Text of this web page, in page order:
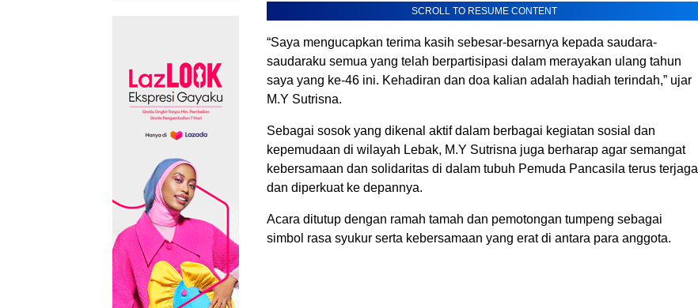
SCROLL TO RESUME CONTENT
“Saya mengucapkan terima kasih sebesar-besarnya kepada saudara-
saudaraku semua yang telah berpartisipasi dalam merayakan ulang tahun
saya yang ke-46 ini. Kehadiran dan doa kalian adalah hadiah terindah,” ujar
M.Y Sutrisna.
Sebagai sosok yang dikenal aktif dalam berbagai kegiatan sosial dan
kepemudaan di wilayah Lebak, M.Y Sutrisna juga berharap agar semangat
kebersamaan dan solidaritas di dalam tubuh Pemuda Pancasila terus terjaga
dan diperkuat ke depannya.
Acara ditutup dengan ramah tamah dan pemotongan tumpeng sebagai
simbol rasa syukur serta kebersamaan yang erat di antara para anggota.